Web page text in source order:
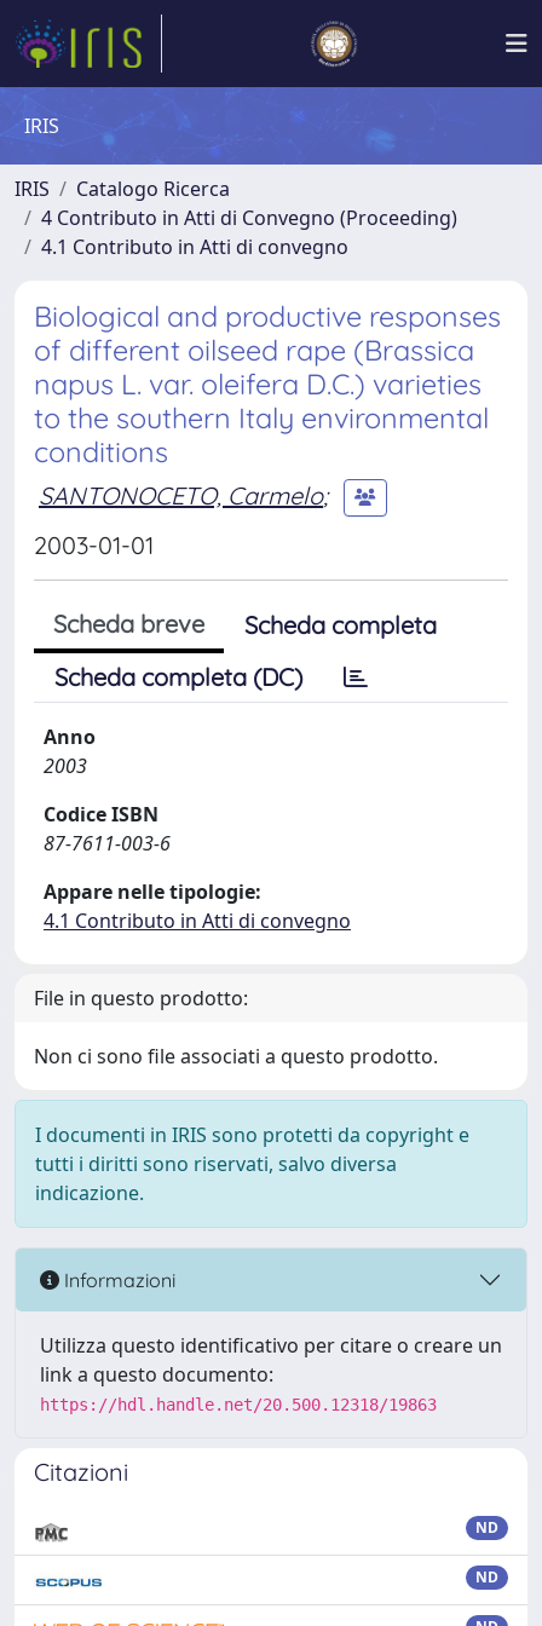
IRIS
IRIS
Catalogo Ricerca
4 Contributo in Atti di Convegno (Proceeding)
4.1 Contributo in Atti di convegno
Biological and productive responses
of different oilseed rape (Brassica
napus L. var. oleifera D.C.) varieties
to the southern Italy environmental
conditions
SANTONOCETO, Carmelo;
2003-01-01
Scheda breve
Scheda completa
Scheda completa (DC)
Anno
2003
Codice ISBN
87-7611-003-6
Appare nelle tipologie:
4.1 Contributo in Atti di convegno
File in questo prodotto:
Non ci sono file associati a questo prodotto.
I documenti in IRIS sono protetti da copyright e
tutti i diritti sono riservati, salvo diversa
indicazione.
Informazioni
Utilizza questo identificativo per citare o creare un
link a questo documento:
https://hdl.handle.net/20.500.12318/19863
Citazioni
ND
ND